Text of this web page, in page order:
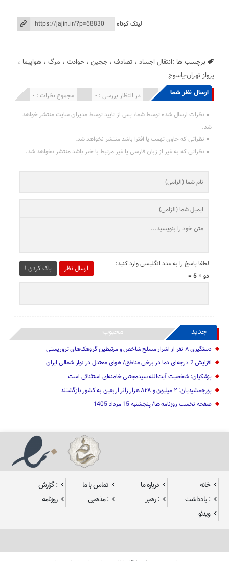
لینک کوتاه
برچسب ها :انتقال اجساد ،تصادف ،ججین ،حوادث ، مرگ ،هواپیما ،
پرواز تهران-یاسوج
ارسال نظر شما مجموع نظرات : 0 در انتظار بررسی : 0 انتشار یافته : 0
نظرات ارسال شده توسط شما، پس از تایید توسط مدیران سایت منتشر خواهد
شد.
نظراتی که حاوی تهمت یا افترا باشد منتشر نخواهد شد.
نظراتی که به غیر از زبان فارسی یا غیر مرتبط با خبر باشد منتشر نخواهد شد.
ارسال نظر پاک کردن !
لطفا پاسخ را به عدد انگلیسی وارد کنید:
دو × 5 =
جدید محبوب
دستگیری ۸ نفر از اشرار مسلح شاخص و مرتبطین گروهک‌های تروریستی
افزایش 2 درجه‌ای دما در برخی مناطق/ هوای معتدل در نوار شمالی ایران
پزشکیان: شخصیت آیت‌الله سیدمجتبی خامنه‌ای استثنائی است
پورجمشیدیان: ۲ میلیون و ۸۲۸ هزار زائر اربعین به کشور بازگشتند
صفحه نخست روزنامه ها/ پنجشنبه 15 مرداد 1405
خانه درباره ما تماس با ما
: گزارش
: یادداشت
: رهبر : مذهبی
روزنامه
ویدئو